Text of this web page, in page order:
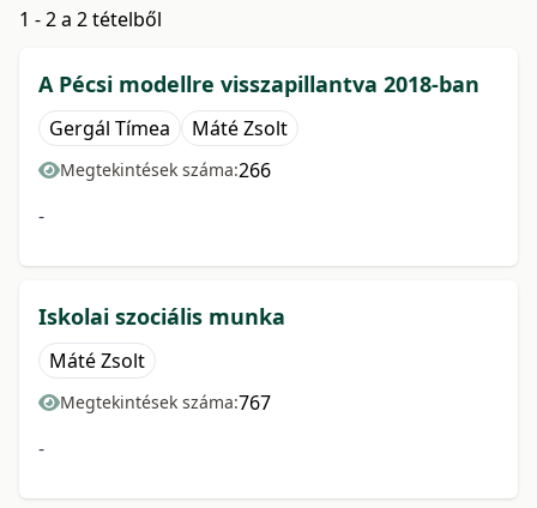
1 - 2 a 2 tételből
A Pécsi modellre visszapillantva 2018-ban
Gergál Tímea Máté Zsolt
Megtekintések száma:266
-
Iskolai szociális munka
Máté Zsolt
Megtekintések száma:767
-